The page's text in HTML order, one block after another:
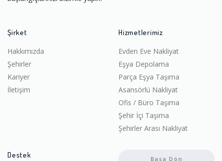
Şirket
Hakkımızda
Şehirler
Kariyer
İletişim
Hizmetlerimiz
Evden Eve Nakliyat
Eşya Depolama
Parça Eşya Taşıma
Asansörlü Nakliyat
Ofis / Büro Taşıma
Şehir İçi Taşıma
Şehirler Arası Nakliyat
Destek Başa Dön